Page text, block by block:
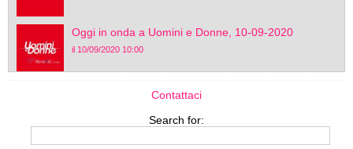
Oggi in onda a Uomini e Donne, 10-09-2020
il 10/09/2020 10:00
Contattaci
Search for: